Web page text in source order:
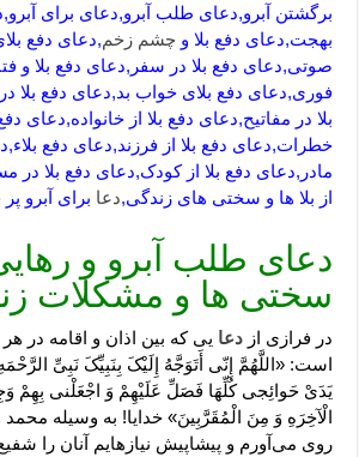
برگشتن آبرو,دعای طلب آبرو,دعای برای
بهجت,دعای دفع بلا و چشم زخم,دعای دفع
صوتی,دعای دفع بلا در سفر,دعای دفع بلا و
فوری,دعای دفع بلای خواب بد,دعای دفع بلا
بلا در مفاتیح,دعای دفع بلا از خانواده,دعای دفع
خطرات,دعای دفع بلا از فرزند,دعای دفع
مادر,دعای دفع بلا از کودک,دعای دفع بلا در
از بلا ها و سختی های زندگی,دعا برای آبرو
دعای طلب آبرو و
سختی ها و مشکلات
در فرازی ازدعا یی که بین اذان و اقامه در
است: «اللَّهُمَّ إِنّی أَتَوَجَّهُ إِلَیْکَ بِنَبِیِّکَ نَبِیِّ
یَدَیْ حَوائِجی کُلِّهَا فَصَلِّ عَلَیْهِمْ وَ اجْعَلْنی بِهِمْ
الْآخِرَهِ وَ مِنَ الْمُقَرَّبِینَ» خدایا! به وسیله
روی می‌آورم و پیشاپیش نیازهایم آنان را